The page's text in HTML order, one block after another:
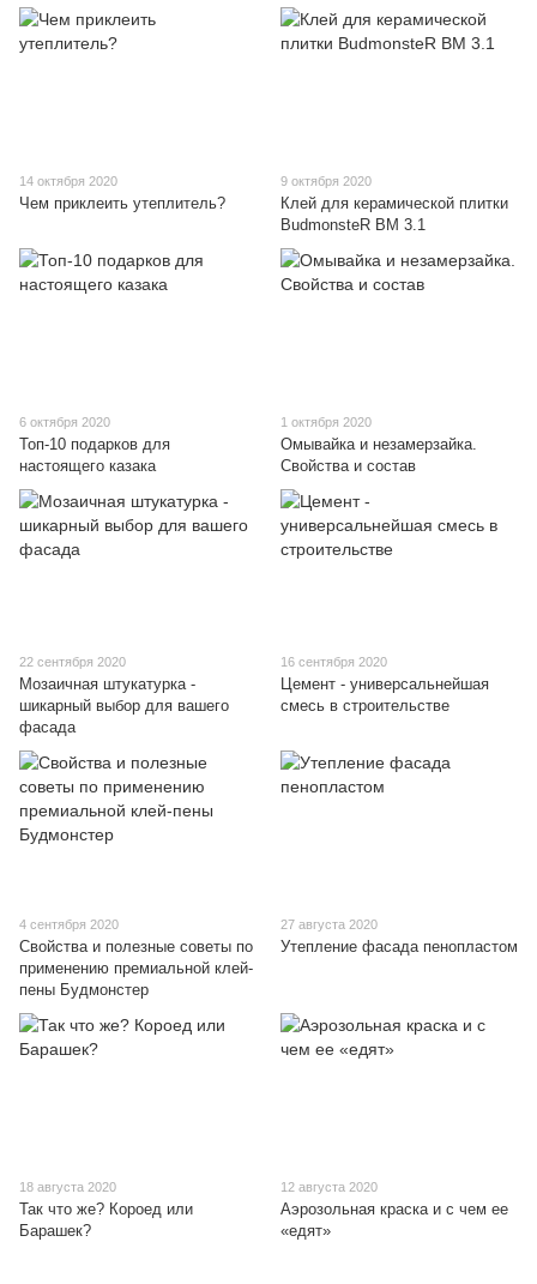
14 октября 2020
Чем приклеить утеплитель?
9 октября 2020
Клей для керамической плитки
BudmonsteR BM 3.1
6 октября 2020
Топ-10 подарков для
настоящего казака
1 октября 2020
Омывайка и незамерзайка.
Свойства и состав
22 сентября 2020
Мозаичная штукатурка -
шикарный выбор для вашего
фасада
16 сентября 2020
Цемент - универсальнейшая
смесь в строительстве
4 сентября 2020
Свойства и полезные советы по
применению премиальной клей-
пены Будмонстер
27 августа 2020
Утепление фасада пенопластом
18 августа 2020
Так что же? Короед или
Барашек?
12 августа 2020
Аэрозольная краска и с чем ее
«едят»